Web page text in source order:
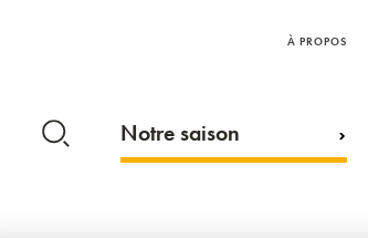
À PROPOS
Notre saison